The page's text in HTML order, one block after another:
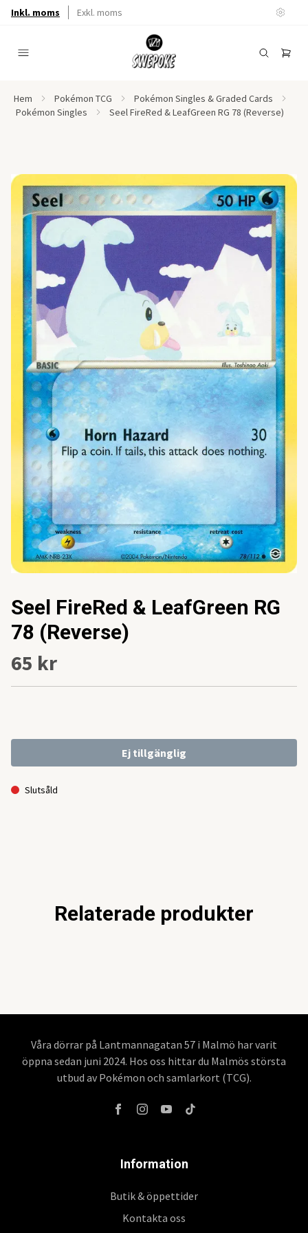
Inkl. moms Exkl. moms
Hem Pokémon TCG
Pokémon Singles & Graded Cards
Pokémon Singles
Seel FireRed & LeafGreen RG 78 (Reverse)
Seel FireRed & LeafGreen RG
78 (Reverse)
65 kr
Ej tillgänglig
Slutsåld
Relaterade produkter
Våra dörrar på Lantmannagatan 57 i Malmö har varit
öppna sedan juni 2024. Hos oss hittar du Malmös största
utbud av Pokémon och samlarkort (TCG).
Information
Butik & öppettider
Kontakta oss